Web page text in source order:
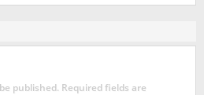
published. Required fields are